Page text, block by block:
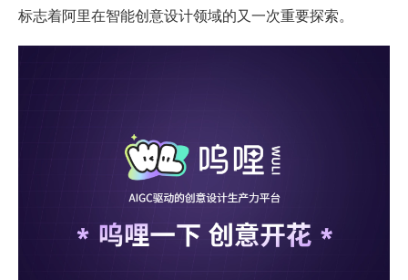
标志着阿里在智能创意设计领域的又一次重要探索。